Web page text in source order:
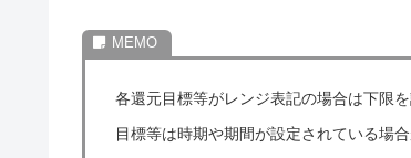
各還元目標等がレンジ表記の場合は下限
目標等は時期や期間が設定されている場